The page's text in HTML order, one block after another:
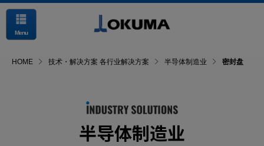
Menu
HOME 技术・解决方案 各行业解决方案 半导体制造业 密封盘
半导体制造业